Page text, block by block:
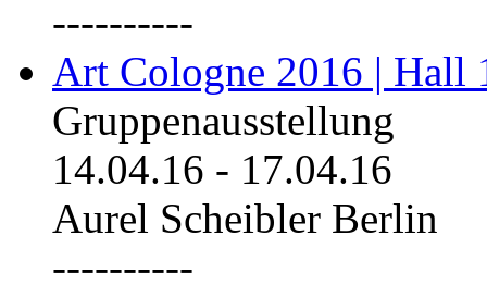
----------
Art Cologne 2016 | Hall
Gruppenausstellung
14.04.16 - 17.04.16
Aurel Scheibler Berlin
----------